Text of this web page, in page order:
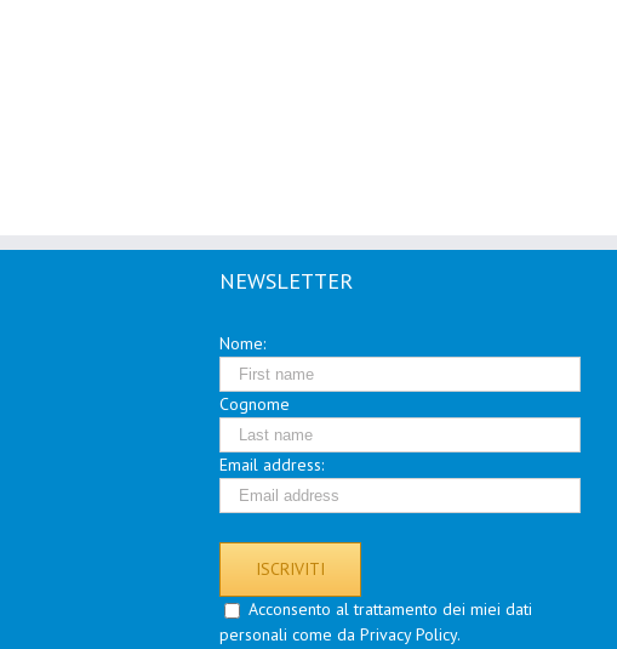
NEWSLETTER
Nome:
Cognome
Email address:
Acconsento al trattamento dei miei dati
personali come da Privacy Policy.